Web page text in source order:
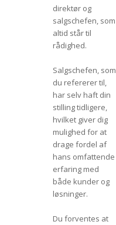
direktør og
salgschefen, som
altid står til
rådighed.
Salgschefen, som
du refererer til,
har selv haft din
stilling tidligere,
hvilket giver dig
mulighed for at
drage fordel af
hans omfattende
erfaring med
både kunder og
løsninger.
Du forventes at